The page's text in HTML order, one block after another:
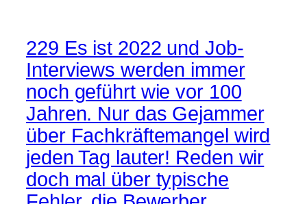
229 Es ist 2022 und Job-
Interviews werden immer
noch geführt wie vor 100
Jahren. Nur das Gejammer
über Fachkräftemangel wird
jeden Tag lauter! Reden wir
doch mal über typische